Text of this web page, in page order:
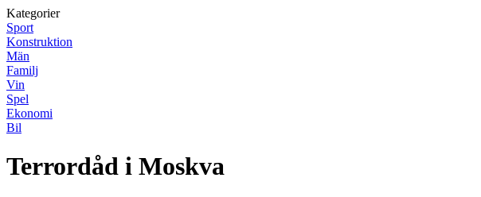
Kategorier
Sport
Konstruktion
Män
Familj
Vin
Spel
Ekonomi
Bil
Terrordåd i Moskva